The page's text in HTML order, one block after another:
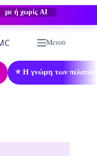
με ή χωρίς AI
Μενού
⭐ Η γνώμη των πελατών